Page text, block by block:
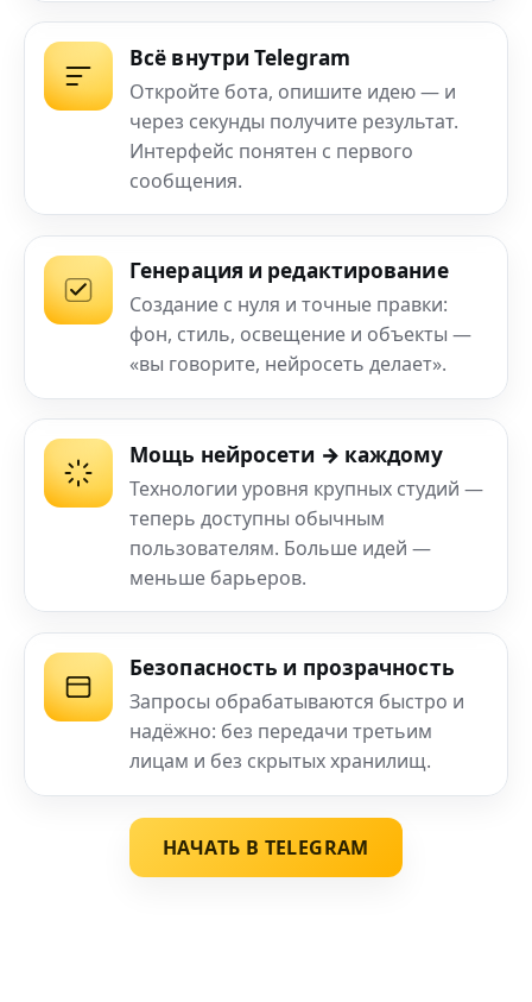
Всё внутри Telegram
Откройте бота, опишите идею — и
через секунды получите результат.
Интерфейс понятен с первого
сообщения.
Генерация и редактирование
Создание с нуля и точные правки:
фон, стиль, освещение и объекты —
«вы говорите, нейросеть делает».
Мощь нейросети → каждому
Технологии уровня крупных студий —
теперь доступны обычным
пользователям. Больше идей —
меньше барьеров.
Безопасность и прозрачность
Запросы обрабатываются быстро и
надёжно: без передачи третьим
лицам и без скрытых хранилищ.
НАЧАТЬ В TELEGRAM